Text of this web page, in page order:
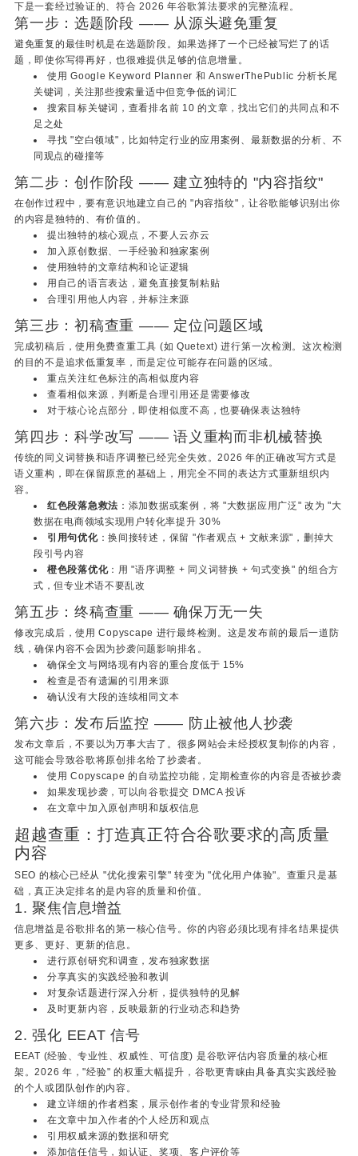
下是一套经过验证的、符合 2026 年谷歌算法要求的完整流程。
第一步：选题阶段 —— 从源头避免重复
避免重复的最佳时机是在选题阶段。如果选择了一个已经被写烂了的话
题，即使你写得再好，也很难提供足够的信息增量。
使用 Google Keyword Planner 和 AnswerThePublic 分析长尾
关键词，关注那些搜索量适中但竞争低的词汇
搜索目标关键词，查看排名前 10 的文章，找出它们的共同点和不
足之处
寻找 "空白领域"，比如特定行业的应用案例、最新数据的分析、不
同观点的碰撞等
第二步：创作阶段 —— 建立独特的 "内容指纹"
在创作过程中，要有意识地建立自己的 "内容指纹"，让谷歌能够识别出你
的内容是独特的、有价值的。
提出独特的核心观点，不要人云亦云
加入原创数据、一手经验和独家案例
使用独特的文章结构和论证逻辑
用自己的语言表达，避免直接复制粘贴
合理引用他人内容，并标注来源
第三步：初稿查重 —— 定位问题区域
完成初稿后，使用免费查重工具 (如 Quetext) 进行第一次检测。这次检测
的目的不是追求低重复率，而是定位可能存在问题的区域。
重点关注红色标注的高相似度内容
查看相似来源，判断是合理引用还是需要修改
对于核心论点部分，即使相似度不高，也要确保表达独特
第四步：科学改写 —— 语义重构而非机械替换
传统的同义词替换和语序调整已经完全失效。2026 年的正确改写方式是
语义重构，即在保留原意的基础上，用完全不同的表达方式重新组织内
容。
红色段落急救法 ：添加数据或案例，将 "大数据应用广泛" 改为 "大
数据在电商领域实现用户转化率提升 30%
引用句优化：换间接转述，保留 "作者观点 + 文献来源"，删掉大
段引号内容
橙色段落优化：用 "语序调整 + 同义词替换 + 句式变换" 的组合方
式，但专业术语不要乱改
第五步：终稿查重 —— 确保万无一失
修改完成后，使用 Copyscape 进行最终检测。这是发布前的最后一道防
线，确保内容不会因为抄袭问题影响排名。
确保全文与网络现有内容的重合度低于 15%
检查是否有遗漏的引用来源
确认没有大段的连续相同文本
第六步：发布后监控 —— 防止被他人抄袭
发布文章后，不要以为万事大吉了。很多网站会未经授权复制你的内容，
这可能会导致谷歌将原创排名给了抄袭者。
使用 Copyscape 的自动监控功能，定期检查你的内容是否被抄袭
如果发现抄袭，可以向谷歌提交 DMCA 投诉
在文章中加入原创声明和版权信息
超越查重：打造真正符合谷歌要求的高质量
内容
SEO 的核心已经从 "优化搜索引擎" 转变为 "优化用户体验"。查重只是基
础，真正决定排名的是内容的质量和价值。
1. 聚焦信息增益
信息增益是谷歌排名的第一核心信号。你的内容必须比现有排名结果提供
更多、更好、更新的信息。
进行原创研究和调查，发布独家数据
分享真实的实践经验和教训
对复杂话题进行深入分析，提供独特的见解
及时更新内容，反映最新的行业动态和趋势
2. 强化 EEAT 信号
EEAT (经验、专业性、权威性、可信度) 是谷歌评估内容质量的核心框
架。2026 年，"经验" 的权重大幅提升，谷歌更青睐由具备真实实践经验
的个人或团队创作的内容。
建立详细的作者档案，展示创作者的专业背景和经验
在文章中加入作者的个人经历和观点
引用权威来源的数据和研究
添加信任信号，如认证、奖项、客户评价等